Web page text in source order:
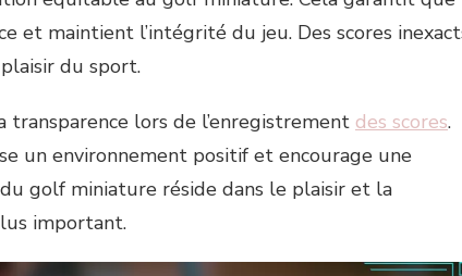
et maintient l’intégrité du jeu. Des scores
du sport.
lors de l’enregistrement des scores.
un environnement positif et encourage une
golf miniature réside dans le plaisir et la
important.